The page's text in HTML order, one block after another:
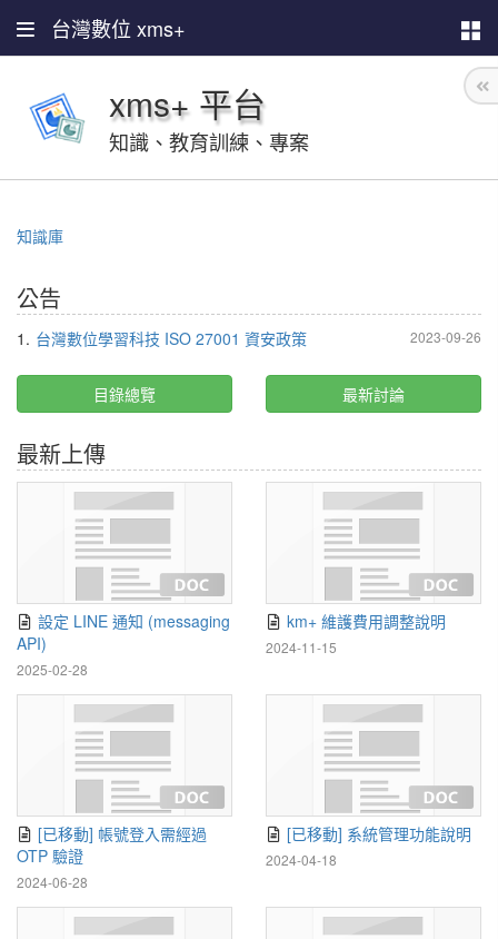
台灣數位 xms+
xms+ 平台
知識、教育訓練、專案
知識庫
公告
1. 2023-09-26
台灣數位學習科技 ISO 27001 資安政策
目錄總覽 最新討論
最新上傳
設定 LINE 通知 (messaging
API)
2025-02-28
km+ 維護費用調整說明
2024-11-15
OTP 驗證
2024-06-28
[已移動] 系統管理功能說明
2024-04-18